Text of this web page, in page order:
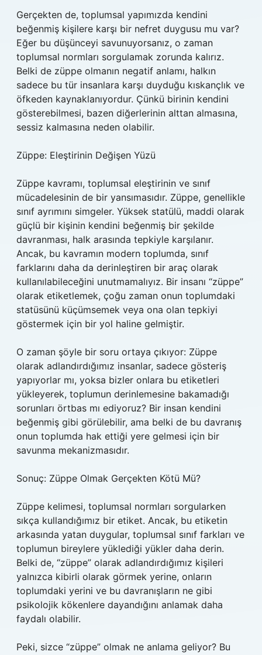
Gerçekten de, toplumsal yapımızda kendini
beğenmiş kişilere karşı bir nefret duygusu mu var?
Eğer bu düşünceyi savunuyorsanız, o zaman
toplumsal normları sorgulamak zorunda kalırız.
Belki de züppe olmanın negatif anlamı, halkın
sadece bu tür insanlara karşı duyduğu kıskançlık ve
öfkeden kaynaklanıyordur. Çünkü birinin kendini
gösterebilmesi, bazen diğerlerinin alttan almasına,
sessiz kalmasına neden olabilir.
Züppe: Eleştirinin Değişen Yüzü
Züppe kavramı, toplumsal eleştirinin ve sınıf
mücadelesinin de bir yansımasıdır. Züppe, genellikle
sınıf ayrımını simgeler. Yüksek statülü, maddi olarak
güçlü bir kişinin kendini beğenmiş bir şekilde
davranması, halk arasında tepkiyle karşılanır.
Ancak, bu kavramın modern toplumda, sınıf
farklarını daha da derinleştiren bir araç olarak
kullanılabileceğini unutmamalıyız. Bir insanı “züppe”
olarak etiketlemek, çoğu zaman onun toplumdaki
statüsünü küçümsemek veya ona olan tepkiyi
göstermek için bir yol haline gelmiştir.
O zaman şöyle bir soru ortaya çıkıyor: Züppe
olarak adlandırdığımız insanlar, sadece gösteriş
yapıyorlar mı, yoksa bizler onlara bu etiketleri
yükleyerek, toplumun derinlemesine bakamadığı
sorunları örtbas mı ediyoruz? Bir insan kendini
beğenmiş gibi görülebilir, ama belki de bu davranış
onun toplumda hak ettiği yere gelmesi için bir
savunma mekanizmasıdır.
Sonuç: Züppe Olmak Gerçekten Kötü Mü?
Züppe kelimesi, toplumsal normları sorgularken
sıkça kullandığımız bir etiket. Ancak, bu etiketin
arkasında yatan duygular, toplumsal sınıf farkları ve
toplumun bireylere yüklediği yükler daha derin.
Belki de, “züppe” olarak adlandırdığımız kişileri
yalnızca kibirli olarak görmek yerine, onların
toplumdaki yerini ve bu davranışların ne gibi
psikolojik kökenlere dayandığını anlamak daha
faydalı olabilir.
Peki, sizce “züppe” olmak ne anlama geliyor? Bu